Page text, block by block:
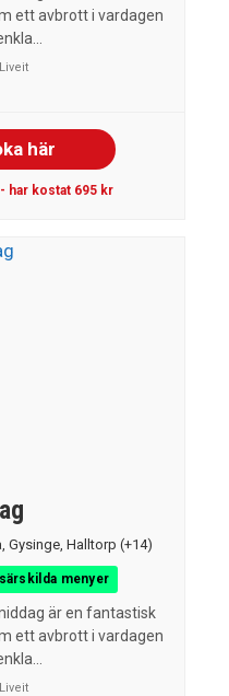
ett avbrott i vardagen
Liveit
här
har kostat 695 kr
, Gysinge, Halltorp (+14)
menyer
är en fantastisk
ett avbrott i vardagen
Liveit